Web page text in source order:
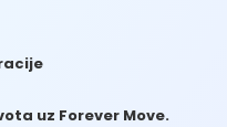
uz Forever Move.